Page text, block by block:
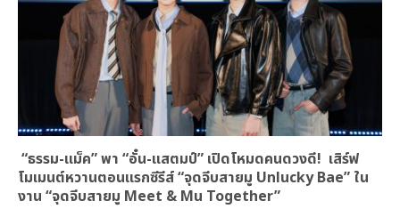
“ธรรม-แม็ค” พา “อั๋น-แสตมป์” เปิดโหมดคนดวงดี! เสิร์ฟ
โมเมนต์หวานตอนแรกซีรีส์ “จุดจีบสายมู Unlucky Bae” ใน
งาน “จุดจีบสายมู Meet & Mu Together”